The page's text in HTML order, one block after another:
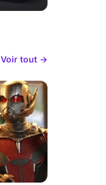
Voir tout →